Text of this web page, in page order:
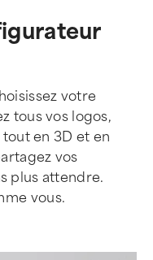
votre
tous vos logos,
en 3D et en
vos
plus attendre.
vous.